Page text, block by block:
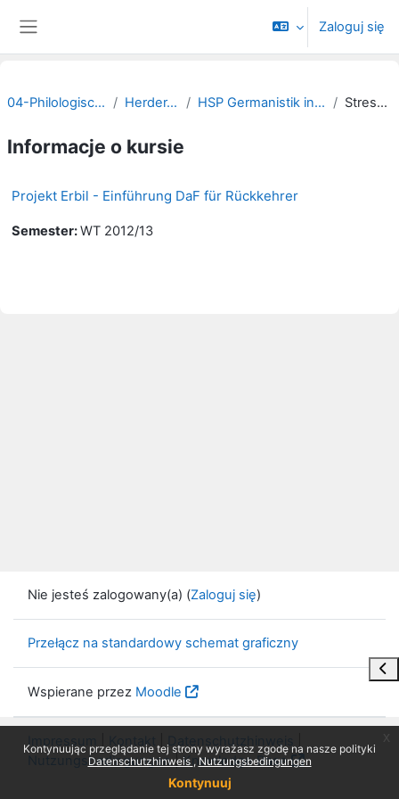
Kontynuując przeglądanie tej strony wyrażasz zgodę na nasze polityki
Datenschutzhinweis
Nutzungsbedingungen
Kontynuuj
Zaloguj się
04-Philologische Fakultät Herder-Institut HSP Germanistik in Erbil/Kurdistan Streszczenie
Informacje o kursie
Projekt Erbil - Einführung DaF für Rückkehrer
Semester:WT 2012/13
Nie jesteś zalogowany(a) (Zaloguj się)
Przełącz na standardowy schemat graficzny
Wspierane przez Moodle
Impressum Kontakt |Datenschutzhinweis
Nutzungsbedingungen|Knowledge Base